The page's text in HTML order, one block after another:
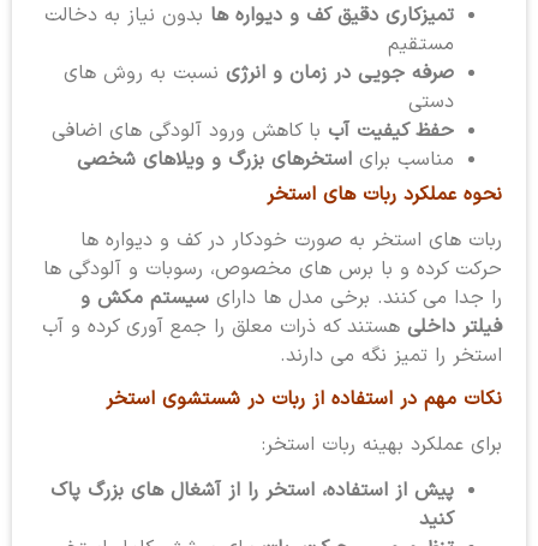
تمیزکاری دقیق کف و دیواره هابدون نیاز به دخالت
مستقیم
صرفه جویی در زمان و انرژینسبت به روش های
دستی
حفظ کیفیت آببا کاهش ورود آلودگی های اضافی
مناسب برای استخرهای بزرگ و ویلاهای شخصی
نحوه عملکرد ربات های استخر
ربات های استخر به صورت خودکار در کف و دیواره ها
حرکت کرده و با برس های مخصوص، رسوبات و آلودگی ها
را جدا می کنند. برخی مدل ها دارای سیستم مکش و
فیلتر داخلیهستند که ذرات معلق را جمع آوری کرده و آب
استخر را تمیز نگه می دارند.
نکات مهم در استفاده از ربات در شستشوی استخر
برای عملکرد بهینه ربات استخر:
پیش از استفاده، استخر را از آشغال های بزرگ پاک
کنید